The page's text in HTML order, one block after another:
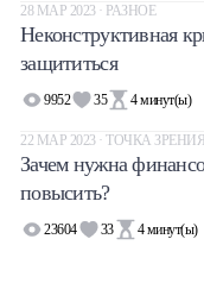
28 МАР 2023 · РАЗНОЕ
Неконструктивная
защититься
9952 35 4минут(ы)
22 МАР 2023 · ТОЧКА ЗРЕНИЯ
Зачем нужна
повысить?
23604 33 4минут(ы)